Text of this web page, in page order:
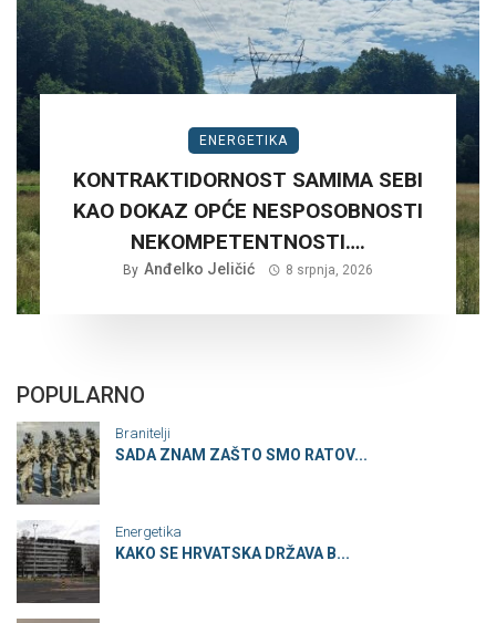
ENERGETIKA
KONTRAKTIDORNOST SAMIMA SEBI
KAO DOKAZ OPĆE NESPOSOBNOSTI
NEKOMPETENTNOSTI….
By Anđelko Jeličić 8 srpnja, 2026
POPULARNO
Branitelji
SADA ZNAM ZAŠTO SMO RATOV...
Energetika
KAKO SE HRVATSKA DRŽAVA B...